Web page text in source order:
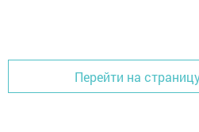
Перейти на